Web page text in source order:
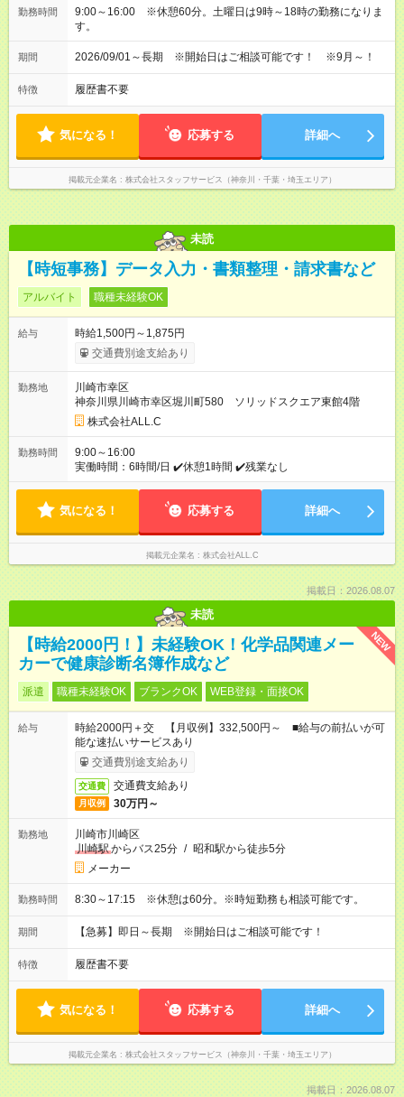
勤務時間
9:00～16:00 ※休憩60分。土曜日は9時～18時の勤務になりま
す。
期間 2026/09/01～長期 ※開始日はご相談可能です！ ※9月～！
特徴 履歴書不要
気になる！ 応募する 詳細へ
掲載元企業名 株式会社スタッフサービス（神奈川・千葉・埼玉エリア）
未読
【時短事務】データ入力・書類整理・請求書など
アルバイト 職種未経験OK
給与
時給1,500円～1,875円
交通費別途支給あり
勤務地
川崎市幸区
神奈川県川崎市幸区堀川町580 ソリッドスクエア東館4階
株式会社ALL.C
勤務時間
9:00～16:00
実働時間：6時間/日 ✔️休憩1時間 ✔️残業なし
気になる！ 応募する 詳細へ
掲載元企業名 株式会社ALL.C
掲載日：2026.08.07
未読
NEW
【時給2000円！】未経験OK！化学品関連メー
カーで健康診断名簿作成など
派遣 職種未経験OK ブランクOK WEB登録・面接OK
給与
時給2000円＋交 【月収例】332,500円～ ■給与の前払いが可
能な速払いサービスあり
交通費別途支給あり
交通費 交通費支給あり
月収例 30万円～
勤務地
川崎市川崎区
川崎駅からバス25分 / 昭和駅から徒歩5分
メーカー
勤務時間 8:30～17:15 ※休憩は60分。※時短勤務も相談可能です。
期間 【急募】即日～長期 ※開始日はご相談可能です！
特徴 履歴書不要
気になる！ 応募する 詳細へ
掲載元企業名 株式会社スタッフサービス（神奈川・千葉・埼玉エリア）
掲載日：2026.08.07